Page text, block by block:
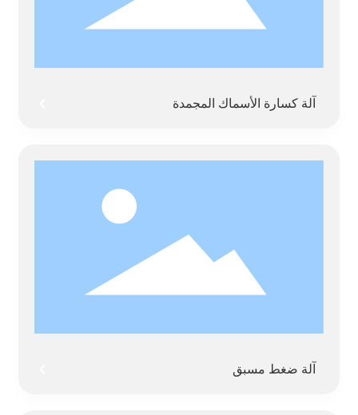
آلة كسارة الأسماك المجمدة
آلة ضغط مسبق